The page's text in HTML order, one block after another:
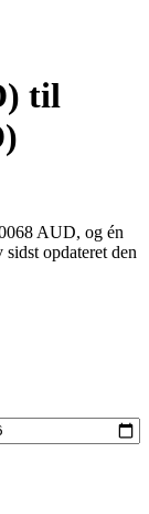
til
AUD, og én
opdateret den